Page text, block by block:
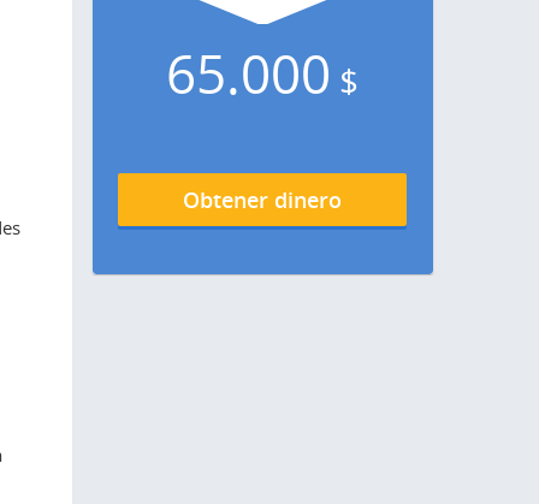
65.000 $
Obtener dinero